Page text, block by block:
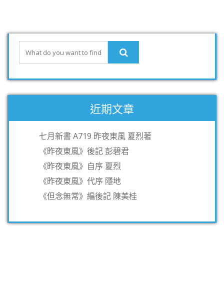
近期文章
七月新書 A719 昨夜東風 夏烈著
《昨夜東風》後記 彭碧君
《昨夜東風》自序 夏烈
《昨夜東風》代序 隱地
《但念無常》編後記 陳美桂